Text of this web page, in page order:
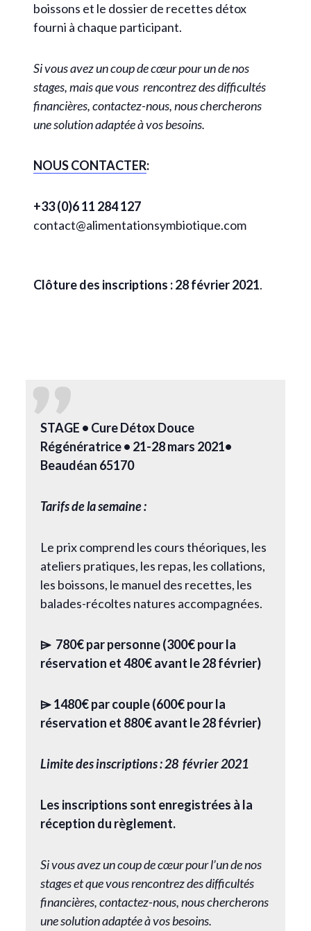
boissons et le dossier de recettes détox
fourni à chaque participant.
Si vous avez un coup de cœur pour un de nos
stages, mais que vous rencontrez des difficultés
financières, contactez-nous, nous chercherons
une solution adaptée à vos besoins.
NOUS CONTACTER:
+33 (0)6 11 284 127
contact@alimentationsymbiotique.com
Clôture des inscriptions : 28 février 2021.
STAGE • CureDétox Douce
Régénératrice• 21-28 mars 2021•
Beaudéan 65170
Tarifs de la semaine :
Le prix comprend les cours théoriques, les
ateliers pratiques, les repas, les collations,
les boissons, le manuel des recettes, les
balades-récoltes natures accompagnées.
⌲ 780€ par personne (300€ pour la
réservation et 480€ avant le 28 février)
⌲ 1480€ par couple (600€ pour la
réservation et 880€ avant le 28 février)
Limite des inscriptions : 28 février 2021
Les inscriptions sont enregistrées à la
réception du règlement.
Si vous avez un coup de cœur pour l’un de nos
stages et que vous rencontrez des difficultés
financières, contactez-nous, nous chercherons
une solution adaptée à vos besoins.